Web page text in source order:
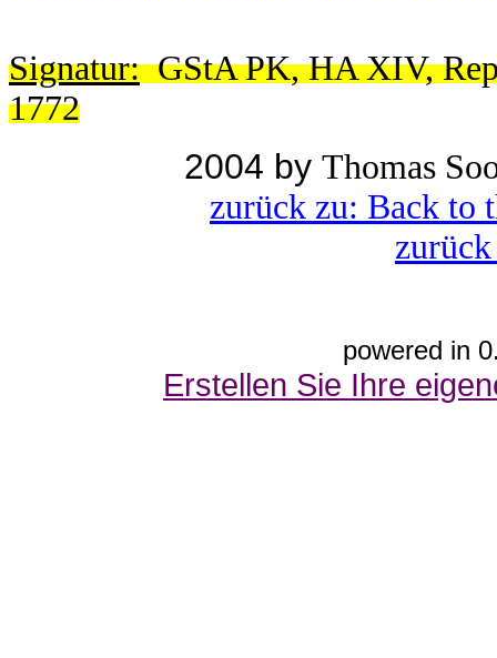
Signatur: GStA PK, HA XIV,
1772
2004 by Thomas
zurück zu: Back to
powered in
Erstellen Sie Ihre